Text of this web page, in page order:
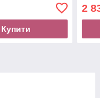
Купити
2